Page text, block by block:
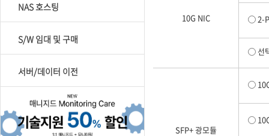
NAS 호스팅
S/W 임대 및 구매
서버/데이터 이전
10G NIC 2-
선
SFP+ 광모듈